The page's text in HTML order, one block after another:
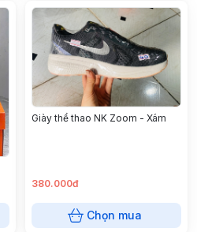
Giày thể thao NK Zoom - Xám
380.000đ
Chọn mua